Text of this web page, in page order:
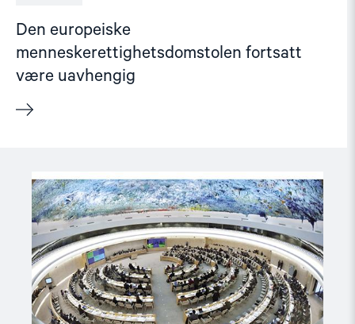
Den europeiske
menneskerettighetsdomstolen fortsatt
være uavhengig
Read
article
"Rapport
om
Norge
til
FNs
menneskerettighetsråd
2024"